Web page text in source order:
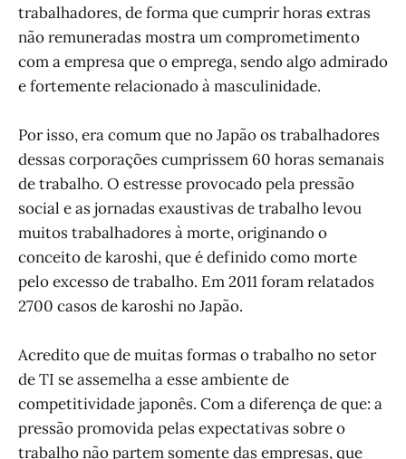
trabalhadores, de forma que cumprir horas extras
não remuneradas mostra um comprometimento
com a empresa que o emprega, sendo algo admirado
e fortemente relacionado à masculinidade.
Por isso, era comum que no Japão os trabalhadores
dessas corporações cumprissem 60 horas semanais
de trabalho. O estresse provocado pela pressão
social e as jornadas exaustivas de trabalho levou
muitos trabalhadores à morte, originando o
conceito de karoshi, que é definido como morte
pelo excesso de trabalho. Em 2011 foram relatados
2700 casos de karoshi no Japão.
Acredito que de muitas formas o trabalho no setor
de TI se assemelha a esse ambiente de
competitividade japonês. Com a diferença de que: a
pressão promovida pelas expectativas sobre o
trabalho não partem somente das empresas, que